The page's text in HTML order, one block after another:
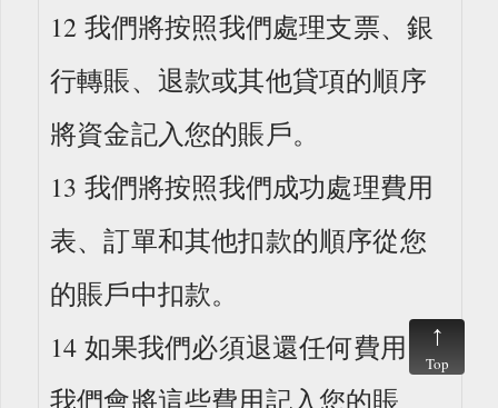
12 我們將按照我們處理支票、銀
行轉賬、退款或其他貸項的順序
將資金記入您的賬戶。
13 我們將按照我們成功處理費用
表、訂單和其他扣款的順序從您
的賬戶中扣款。
14 如果我們必須退還任何費用，
我們會將這些費用記入您的賬
Top